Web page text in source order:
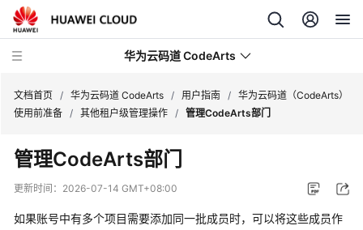
华为云码道 CodeArts
品
介
文档首页 / 华为云码道 CodeArts / 用户指南 / 华为云码道（CodeArts）
使用前准备 / 其他租户级管理操作 / 管理CodeArts部门
管理CodeArts部门
更新时间： 2026-07-14 GMT+08:00
如果账号中有多个项目需要添加同一批成员时，可以将这些成员作